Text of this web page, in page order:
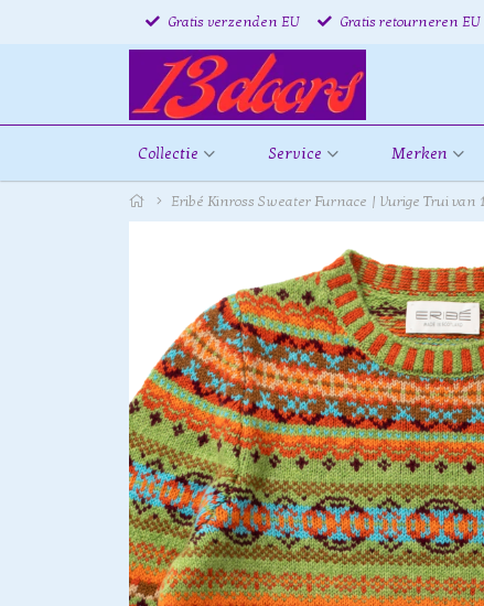
Gratis verzenden EU Gratis retourneren EU
Collectie Service Merken
Eribé Kinross Sweater Furnace | Vurige Trui van